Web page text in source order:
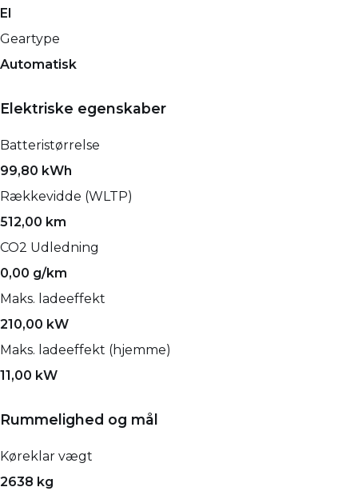
El
Geartype
Automatisk
Elektriske egenskaber
Batteristørrelse
99,80 kWh
Rækkevidde (WLTP)
512,00 km
CO2 Udledning
0,00 g/km
Maks. ladeeffekt
210,00 kW
Maks. ladeeffekt (hjemme)
11,00 kW
Rummelighed og mål
Køreklar vægt
2638 kg